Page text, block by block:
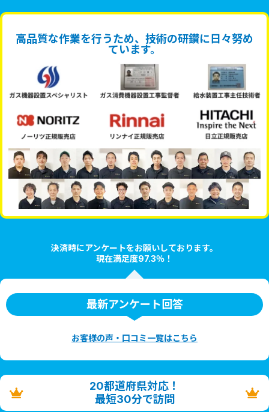
高品質な作業を行うため、技術の研鑽に日々努め
ています。
決済時にアンケートをお願いしております。
現在満足度97.3％！
最新アンケート回答
お客様の声・口コミ一覧はこちら
20都道府県対応！
最短30分で訪問